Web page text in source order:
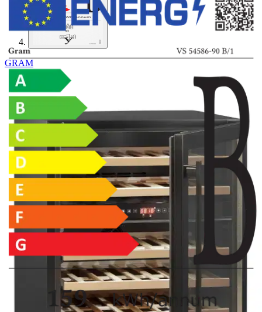
GRAM
Gram viinikaappi VS 54586-90
B/1 musta
854,05 €
Asiakasomistajahinta
Hinta ilman S-Etukorttia:
899,00 €
Verkkokaupan hinta
Energialuokka
Valitse toimitustapa
Nouto myymälästä
Ei saatavilla
Toimitus
Ei saatavilla